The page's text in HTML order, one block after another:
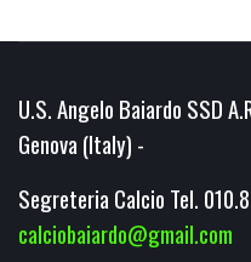
U.S. Angelo Baiardo SSD
Genova (Italy) -
Segreteria Calcio Tel.
calciobaiardo@gmail.com